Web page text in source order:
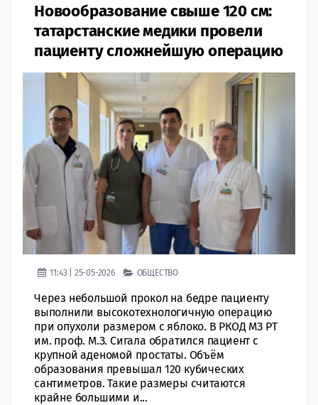
Новообразование свыше 120 см:
татарстанские медики провели
пациенту сложнейшую операцию
11:43 | 25-05-2026 ОБЩЕСТВО
Через небольшой прокол на бедре пациенту
выполнили высокотехнологичную операцию
при опухоли размером с яблоко. В РКОД МЗ РТ
им. проф. М.З. Сигала обратился пациент с
крупной аденомой простаты. Объём
образования превышал 120 кубических
сантиметров. Такие размеры считаются
крайне большими и...